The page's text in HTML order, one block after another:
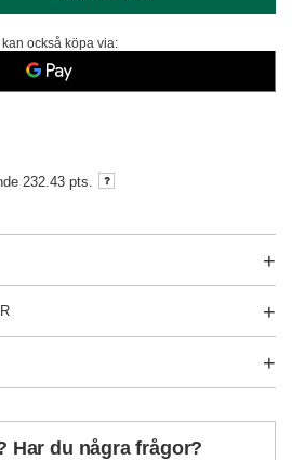
kan också köpa via:
232.43 pts.
Har du några frågor?